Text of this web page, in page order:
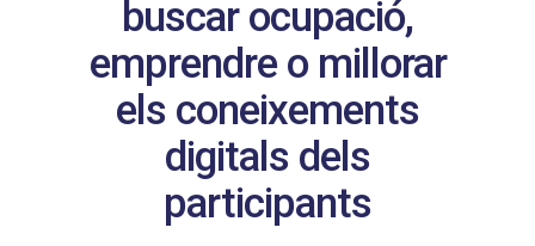
buscar ocupació,
emprendre o millorar
els coneixements
digitals dels
participants